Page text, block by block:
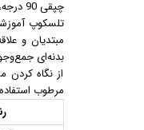
چپقی 90 درجه، مشاهده راحت و پایدار را تضمین می‌کنند.
مبتدیان و
بدنه‌ای
از نگاه کردن
مرطوب استفاده